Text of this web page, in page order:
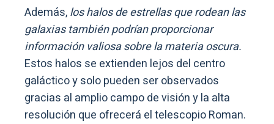
Además,los halos de estrellas que rodean las
galaxias también podrían proporcionar
información valiosa sobre la materia oscura.
Estos halos se extienden lejos del centro
galáctico y solo pueden ser observados
gracias al amplio campo de visión y la alta
resolución que ofrecerá el telescopio Roman.